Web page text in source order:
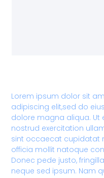
Lorem ipsum dolor sit
adipiscing elit,sed do
dolore magna aliqua. Ut
nostrud exercitation
sint occaecat cupidatat
officia mollit natoque
Donec pede justo,
neque sed ipsum. Nam